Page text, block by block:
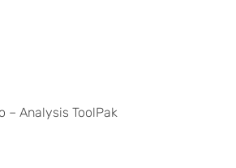
– Analysis ToolPak